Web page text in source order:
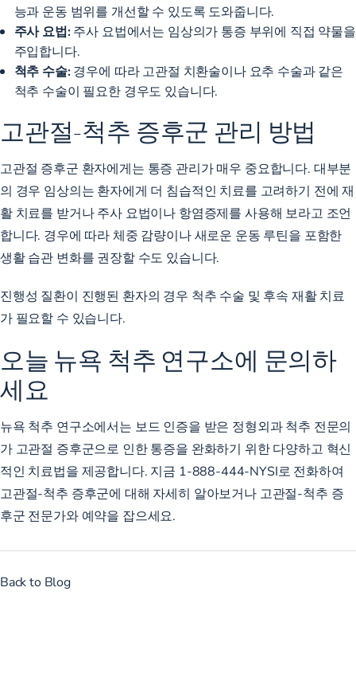
능과 운동 범위를 개선할 수 있도록 도와줍니다.
주사 요법:주사 요법에서는 임상의가 통증 부위에 직접 약물을
주입합니다.
척추 수술:경우에 따라 고관절 치환술이나 요추 수술과 같은
척추 수술이 필요한 경우도 있습니다.
고관절-척추 증후군 관리 방법
고관절 증후군 환자에게는 통증 관리가 매우 중요합니다. 대부분
의 경우 임상의는 환자에게 더 침습적인 치료를 고려하기 전에 재
활 치료를 받거나 주사 요법이나 항염증제를 사용해 보라고 조언
합니다. 경우에 따라 체중 감량이나 새로운 운동 루틴을 포함한
생활 습관 변화를 권장할 수도 있습니다.
진행성 질환이 진행된 환자의 경우 척추 수술 및 후속 재활 치료
가 필요할 수 있습니다.
오늘 뉴욕 척추 연구소에 문의하
세요
뉴욕 척추 연구소에서는 보드 인증을 받은 정형외과 척추 전문의
가 고관절 증후군으로 인한 통증을 완화하기 위한 다양하고 혁신
적인 치료법을 제공합니다. 지금 1-888-444-NYSI로 전화하여
고관절-척추 증후군에 대해 자세히 알아보거나 고관절-척추 증
후군 전문가와 예약을 잡으세요.
Back to Blog